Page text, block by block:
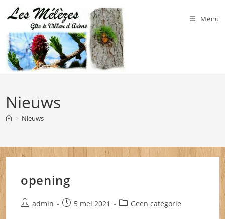
naar
inhoud
Menu
Nieuws
> Nieuws
opening
Bericht
admin
Bericht5 mei 2021 Berichtcategorie:
Geen categorie